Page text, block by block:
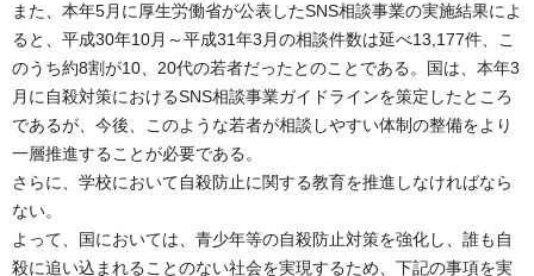
また、本年5月に厚生労働省が公表したSNS相談事業の実施結果によ
ると、平成30年10月～平成31年3月の相談件数は延べ13,177件、こ
のうち約8割が10、20代の若者だったとのことである。国は、本年3
月に自殺対策におけるSNS相談事業ガイドラインを策定したところ
であるが、今後、このような若者が相談しやすい体制の整備をより
一層推進することが必要である。
さらに、学校において自殺防止に関する教育を推進しなければなら
ない。
よって、国においては、青少年等の自殺防止対策を強化し、誰も自
殺に追い込まれることのない社会を実現するため、下記の事項を実